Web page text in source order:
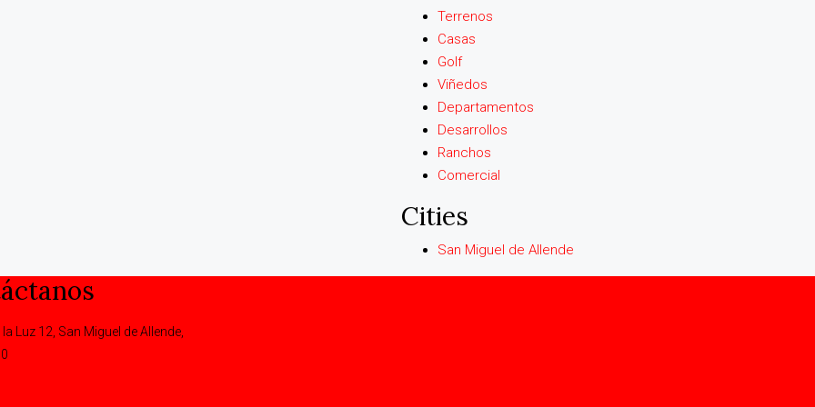
Terrenos
Casas
Golf
Viñedos
Departamentos
Desarrollos
Ranchos
Comercial
Cities
San Miguel de Allende
Luz 12, San Miguel de Allende,